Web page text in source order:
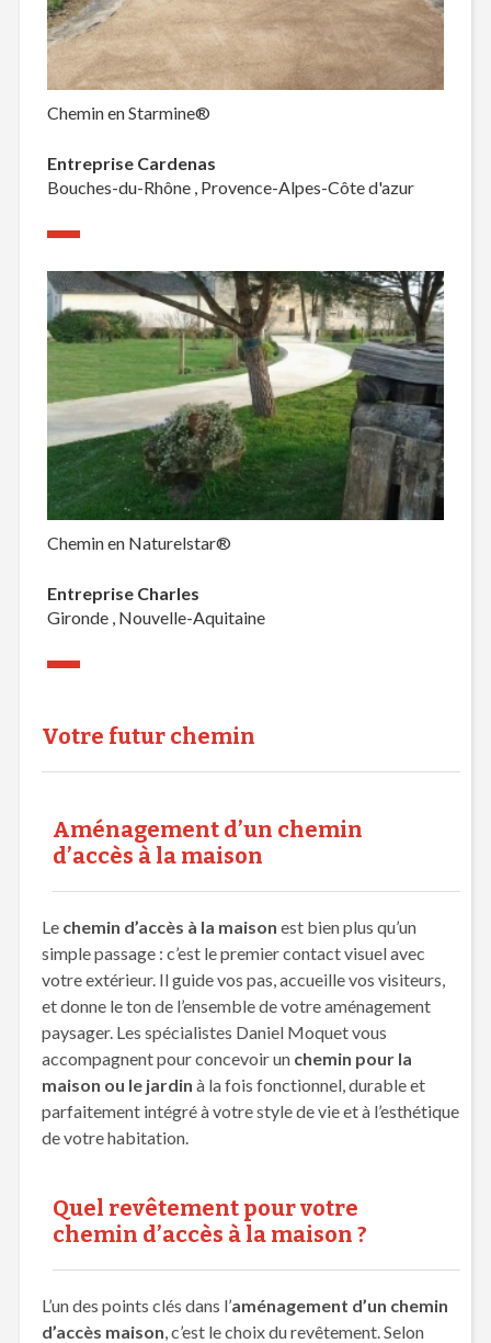
Chemin en Starmine®
Entreprise Cardenas
Bouches-du-Rhône , Provence-Alpes-Côte d'azur
Chemin en Naturelstar®
Entreprise Charles
Gironde , Nouvelle-Aquitaine
Votre futur chemin
Aménagement d’un chemin
d’accès à la maison
Le chemin d’accès à la maison est bien plus qu’un
simple passage : c’est le premier contact visuel avec
votre extérieur. Il guide vos pas, accueille vos visiteurs,
et donne le ton de l’ensemble de votre aménagement
paysager. Les spécialistes Daniel Moquet vous
accompagnent pour concevoir un chemin pour la
maison ou le jardin à la fois fonctionnel, durable et
parfaitement intégré à votre style de vie et à l’esthétique
de votre habitation.
Quel revêtement pour votre
chemin d’accès à la maison ?
L’un des points clés dans l’aménagement d’un chemin
d’accès maison , c’est le choix du revêtement. Selon